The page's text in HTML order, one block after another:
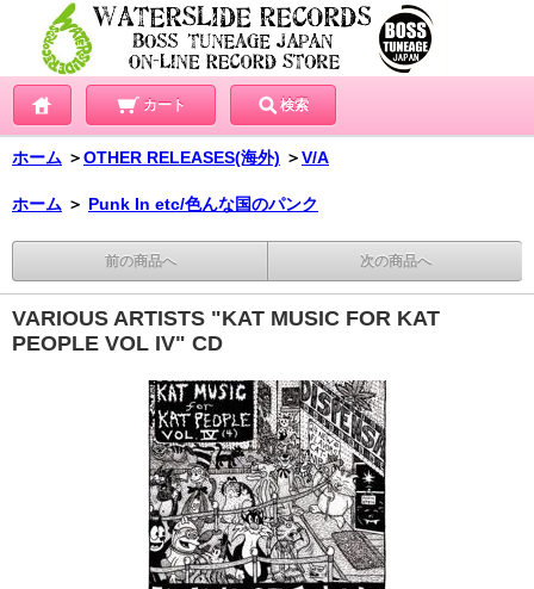
カート 検索
ホーム ＞OTHER RELEASES(海外) ＞V/A
ホーム ＞ Punk In etc/色んな国のパンク
前の商品へ 次の商品へ
VARIOUS ARTISTS "KAT MUSIC FOR KAT
PEOPLE VOL IV" CD